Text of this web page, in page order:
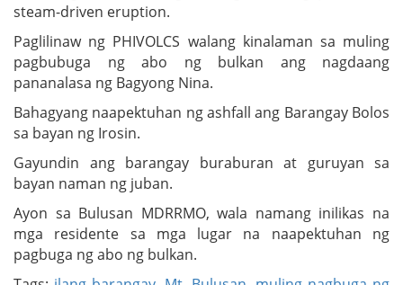
steam-driven eruption.
Paglilinaw ng PHIVOLCS walang kinalaman sa muling
pagbubuga ng abo ng bulkan ang nagdaang
pananalasa ng Bagyong Nina.
Bahagyang naapektuhan ng ashfall ang Barangay Bolos
sa bayan ng Irosin.
Gayundin ang barangay buraburan at guruyan sa
bayan naman ng juban.
Ayon sa Bulusan MDRRMO, wala namang inilikas na
mga residente sa mga lugar na naapektuhan ng
pagbuga ng abo ng bulkan.